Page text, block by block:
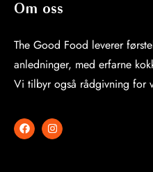
Om oss
The Good Food leverer
anledninger, med erfarne
Vi tilbyr også rådgivning for